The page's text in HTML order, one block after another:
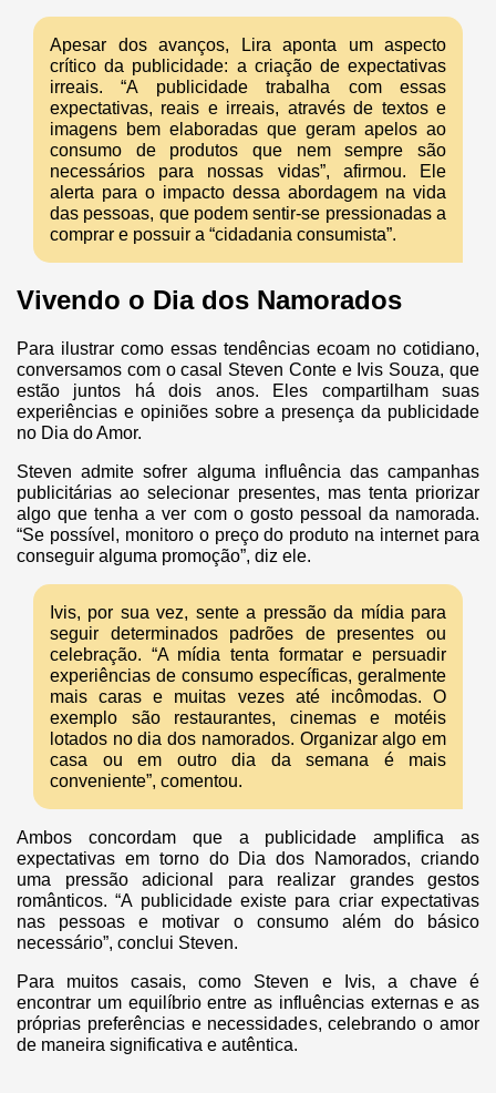
Apesar dos avanços, Lira aponta um aspecto
crítico da publicidade: a criação de expectativas
irreais. “A publicidade trabalha com essas
expectativas, reais e irreais, através de textos e
imagens bem elaboradas que geram apelos ao
consumo de produtos que nem sempre são
necessários para nossas vidas”, afirmou. Ele
alerta para o impacto dessa abordagem na vida
das pessoas, que podem sentir-se pressionadas a
comprar e possuir a “cidadania consumista”.
Vivendo o Dia dos Namorados
Para ilustrar como essas tendências ecoam no cotidiano,
conversamos com o casal Steven Conte e Ivis Souza, que
estão juntos há dois anos. Eles compartilham suas
experiências e opiniões sobre a presença da publicidade
no Dia do Amor.
Steven admite sofrer alguma influência das campanhas
publicitárias ao selecionar presentes, mas tenta priorizar
algo que tenha a ver com o gosto pessoal da namorada.
“Se possível, monitoro o preço do produto na internet para
conseguir alguma promoção”, diz ele.
Ivis, por sua vez, sente a pressão da mídia para
seguir determinados padrões de presentes ou
celebração. “A mídia tenta formatar e persuadir
experiências de consumo específicas, geralmente
mais caras e muitas vezes até incômodas. O
exemplo são restaurantes, cinemas e motéis
lotados no dia dos namorados. Organizar algo em
casa ou em outro dia da semana é mais
conveniente”, comentou.
Ambos concordam que a publicidade amplifica as
expectativas em torno do Dia dos Namorados, criando
uma pressão adicional para realizar grandes gestos
românticos. “A publicidade existe para criar expectativas
nas pessoas e motivar o consumo além do básico
necessário”, conclui Steven.
Para muitos casais, como Steven e Ivis, a chave é
encontrar um equilíbrio entre as influências externas e as
próprias preferências e necessidades, celebrando o amor
de maneira significativa e autêntica.